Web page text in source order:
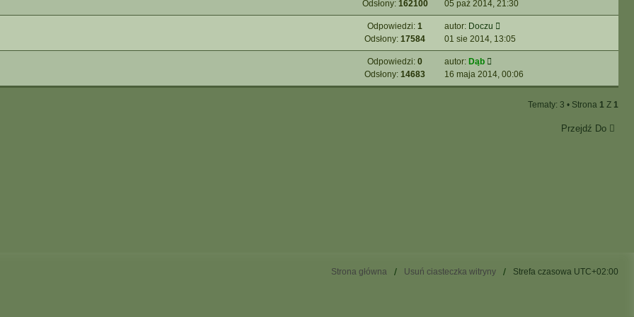
Odsłony: 162100
05 paź 2014, 21:30
Odpowiedzi: 1
Odsłony: 17584
autor: Doczu
01 sie 2014, 13:05
Odpowiedzi: 0
Odsłony: 14683
autor: Dąb
16 maja 2014, 00:06
Tematy: 3 • Strona 1 Z 1
Przejdź Do
Strona główna Usuń ciasteczka witryny Strefa czasowa UTC+02:00